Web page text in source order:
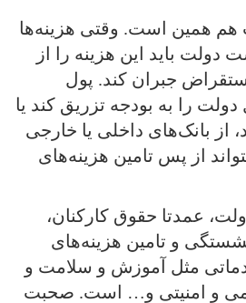
همین است. وقتی هزینه‌ها
دولت باید این هزینه را از
جبران کند. پول
را به بودجه تزریق کند یا
از بانک‌های داخلی یا خارجی
از پس تامین هزینه‌های
عمدتا حقوق کارکنان،
و تامین هزینه‌های
مثل آموزش و سلامت و
و امنیتی و… است. صحبت